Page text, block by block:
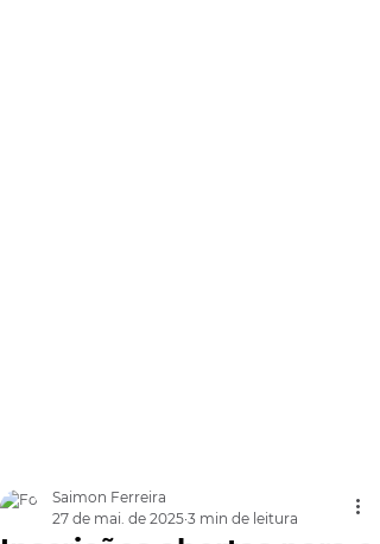
Saimon Ferreira
27 de mai. de 2025 3 min de leitura